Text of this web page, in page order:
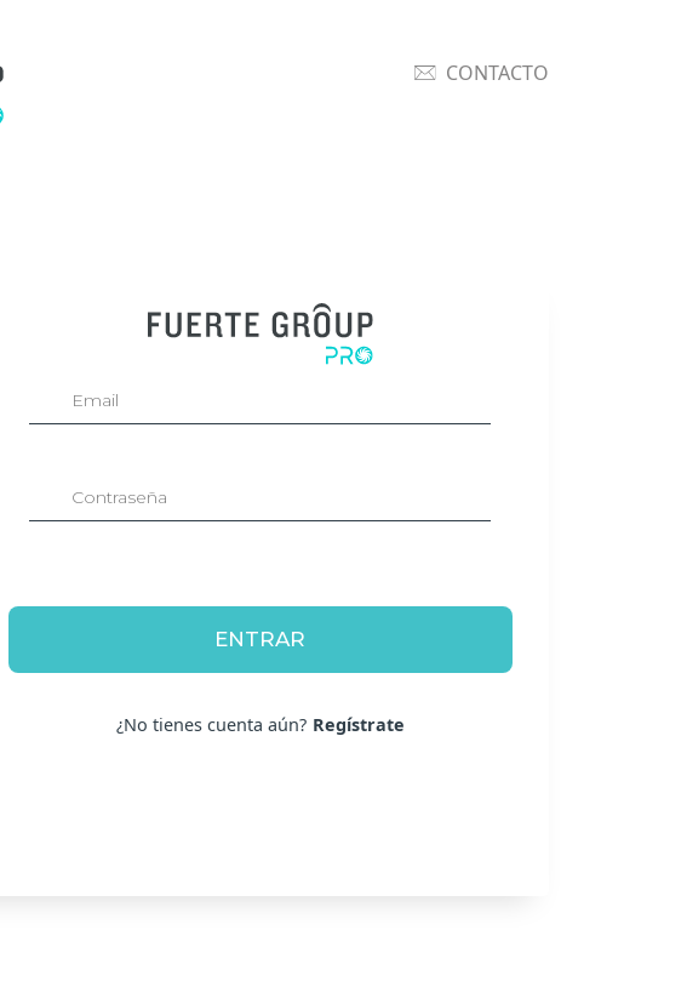
CONTACTO
ENTRAR
¿No tienes cuenta aún? Regístrate